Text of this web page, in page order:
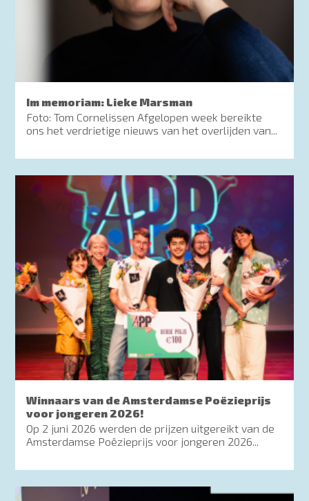
Im memoriam: Lieke Marsman
Foto: Tom Cornelissen Afgelopen week bereikte
ons het verdrietige nieuws van het overlijden van...
Winnaars van de Amsterdamse Poëzieprijs
voor jongeren 2026!
Op 2 juni 2026 werden de prijzen uitgereikt van de
Amsterdamse Poëzieprijs voor jongeren 2026...